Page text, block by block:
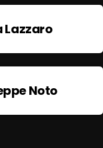
Lazzaro
Noto